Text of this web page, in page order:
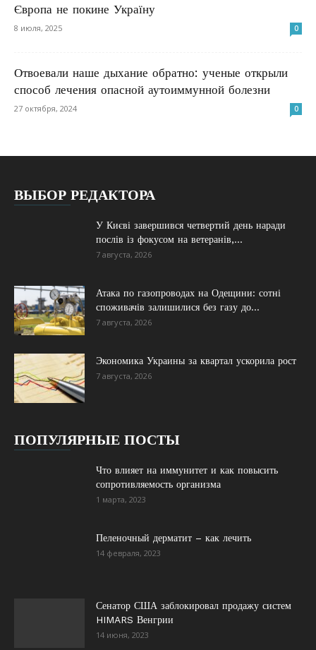
Європа не покине Україну
8 июля, 2025 0
Отвоевали наше дыхание обратно: ученые открыли
способ лечения опасной аутоиммунной болезни
27 октября, 2024 0
ВЫБОР РЕДАКТОРА
У Києві завершився четвертий день наради
послів із фокусом на ветеранів,...
7 августа, 2026
Атака по газопроводах на Одещини: сотні
споживачів залишилися без газу до...
7 августа, 2026
Экономика Украины за квартал ускорила рост
7 августа, 2026
ПОПУЛЯРНЫЕ ПОСТЫ
Что влияет на иммунитет и как повысить
сопротивляемость организма
1 марта, 2023
Пеленочный дерматит – как лечить
14 февраля, 2023
Сенатор США заблокировал продажу систем
HIMARS Венгрии
14 июня, 2023